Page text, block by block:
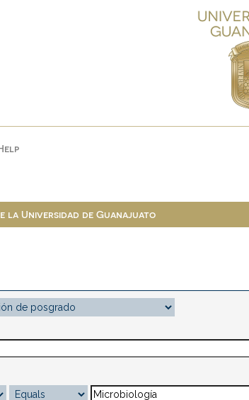
la Universidad de Guanajuato